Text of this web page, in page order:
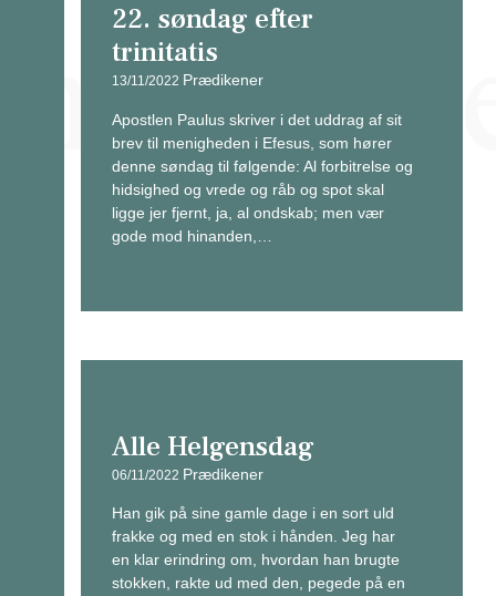
22. søndag efter
trinitatis
13/11/2022 Prædikener
Apostlen Paulus skriver i det uddrag af sit
brev til menigheden i Efesus, som hører
denne søndag til følgende: Al forbitrelse og
hidsighed og vrede og råb og spot skal
ligge jer fjernt, ja, al ondskab; men vær
gode mod hinanden,…
Alle Helgensdag
06/11/2022 Prædikener
Han gik på sine gamle dage i en sort uld
frakke og med en stok i hånden. Jeg har
en klar erindring om, hvordan han brugte
stokken, rakte ud med den, pegede på en